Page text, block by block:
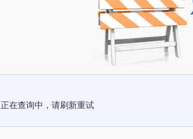
正在查询中，请刷新重试